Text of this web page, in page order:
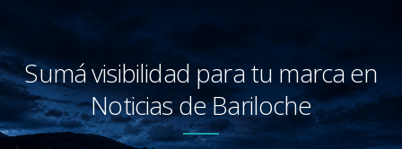
Sumá visibilidad para tu marca en
Noticias de Bariloche